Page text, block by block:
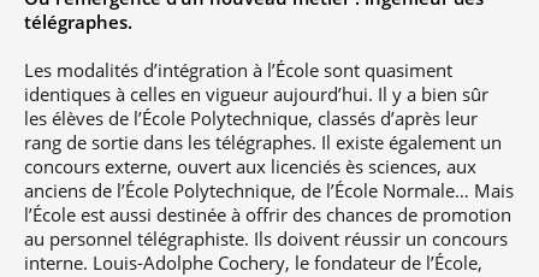
S’engager à Télécom
Paris
Numérique
responsable : nos
élèves impliqués
Parcours Numérique
Enquête 1er emploi
Double Diplôme
donnant accès aux
Corps techniques de
l’État
Artificielle en
alternance
Expert
cybersécurité des
réseaux et des
systèmes
d’information
Intelligence
Artificielle – Expert
Data & MLops
Je suis élève en
faire ?
Vous êtes admis,
préparez votre
arrivée
Financement
Entreprises &
solutions Mastère
professionnel
• Diplômé
• Créateur d’entreprise
télégraphes.
Les modalités d’intégration à l’École sont quasiment
identiques à celles en vigueur aujourd’hui. Il y a bien sûr
les élèves de l’École Polytechnique, classés d’après leur
rang de sortie dans les télégraphes. Il existe également un
concours externe, ouvert aux licenciés ès sciences, aux
anciens de l’École Polytechnique, de l’École Normale… Mais
l’École est aussi destinée à offrir des chances de promotion
au personnel télégraphiste. Ils doivent réussir un concours
interne. Louis-Adolphe Cochery, le fondateur de l’École,